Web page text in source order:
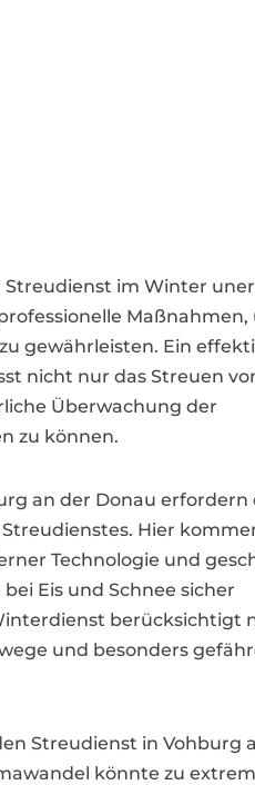
im Winter
Maßnahmen,
gewährleisten. Ein
nicht nur das Streuen
Überwachung der
zu können.
an der Donau erfordern
Hier
Technologie und
Eis und Schnee sicher
berücksichtigt
und besonders
Streudienst in Vohburg
könnte zu